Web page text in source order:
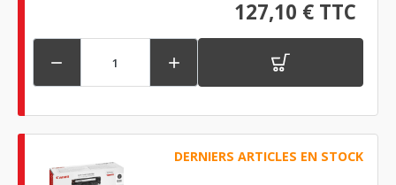
127,10 € TTC
 
DERNIERS ARTICLES EN STOCK